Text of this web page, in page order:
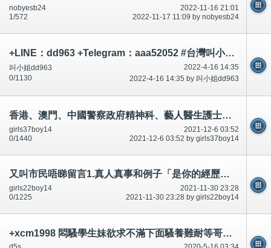
2022-11-16 21:01
nobyesb24
2022-11-17 11:09 by nobyesb24
1/572
+LINE：dd963 +Telegram：aaa52052 #台灣叫小姐 #台中叫小姐 #台北叫小姐 #高雄叫小姐 #新竹叫小姐 #台南叫小姐 #彰化叫小
2022-4-16 14:35
叫小姐dd963
2022-4-16 14:35 by 叫小姐dd963
0/1130
香港、澳門、中國警察政府精神科、藝人醫生護士上司泡(溝、追求)女下屬,以權謀私？陽具/陰莖短小-有證據公開
2021-12-6 03:52
girls37boy14
2021-12-6 03:52 by girls37boy14
0/1440
又叫市民唔睇留言1.真人真事和例子「是你的經歷！一模一樣嗎？經常有,俾意見」有相片,公開
2021-11-30 23:28
girls22boy14
2021-11-30 23:28 by girls22boy14
0/1225
+xcm1998 悶騷學生妹欲求不滿下面騷養難耐等哥哥插她小穴穴